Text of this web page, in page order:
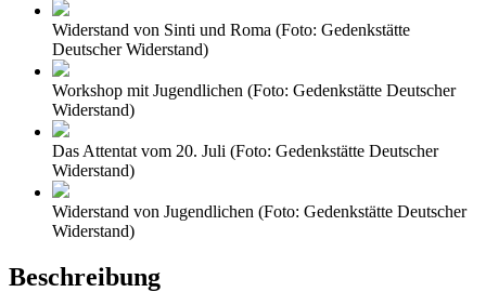
Widerstand von Sinti und Roma (Foto: Gedenkstätte
Deutscher Widerstand)
Workshop mit Jugendlichen (Foto: Gedenkstätte Deutscher
Widerstand)
Das Attentat vom 20. Juli (Foto: Gedenkstätte Deutscher
Widerstand)
Widerstand von Jugendlichen (Foto: Gedenkstätte Deutscher
Widerstand)
Beschreibung